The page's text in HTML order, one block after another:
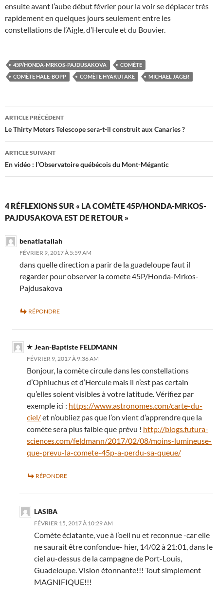
ensuite avant l’aube début février pour la voir se déplacer très
rapidement en quelques jours seulement entre les
constellations de l’Aigle, d’Hercule et du Bouvier.
45P/HONDA-MRKOS-PAJDUSAKOVA
COMÈTE
COMÈTE HALE-BOPP
COMÈTE HYAKUTAKE MICHAEL JÄGER
Navigation
des
articles
ARTICLE PRÉCÉDENT
Le Thirty Meters Telescope sera-t-il construit aux Canaries ?
ARTICLE SUIVANT
En vidéo : l’Observatoire québécois du Mont-Mégantic
4 RÉFLEXIONS SUR « LA COMÈTE 45P/HONDA-MRKOS-
PAJDUSAKOVA EST DE RETOUR »
benatiatallah
FÉVRIER 9, 2017 À 5:59 AM
dans quelle direction a parir de la guadeloupe faut il
regarder pour observer la comete 45P/Honda-Mrkos-
Pajdusakova
RÉPONDRE
Jean-Baptiste FELDMANN
FÉVRIER 9, 2017 À 9:36 AM
Bonjour, la comète circule dans les constellations
d’Ophiuchus et d’Hercule mais il n’est pas certain
qu’elles soient visibles à votre latitude. Vérifiez par
exemple ici : https://www.astronomes.com/carte-du-
ciel/et n’oubliez pas que l’on vient d’apprendre que la
comète sera plus faible que prévu ! http://blogs.futura-
sciences.com/feldmann/2017/02/08/moins-lumineuse-
que-prevu-la-comete-45p-a-perdu-sa-queue/
RÉPONDRE
LASIBA
FÉVRIER 15, 2017 À 10:29 AM
Comète éclatante, vue à l’oeil nu et reconnue -car elle
ne saurait être confondue- hier, 14/02 à 21:01, dans le
ciel au-dessus de la campagne de Port-Louis,
Guadeloupe. Vision étonnante!!! Tout simplement
MAGNIFIQUE!!!